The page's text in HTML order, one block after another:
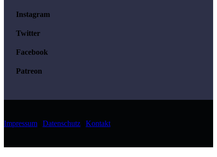
Instagram
Twitter
Facebook
Patreon
Impressum Datenschutz Kontakt